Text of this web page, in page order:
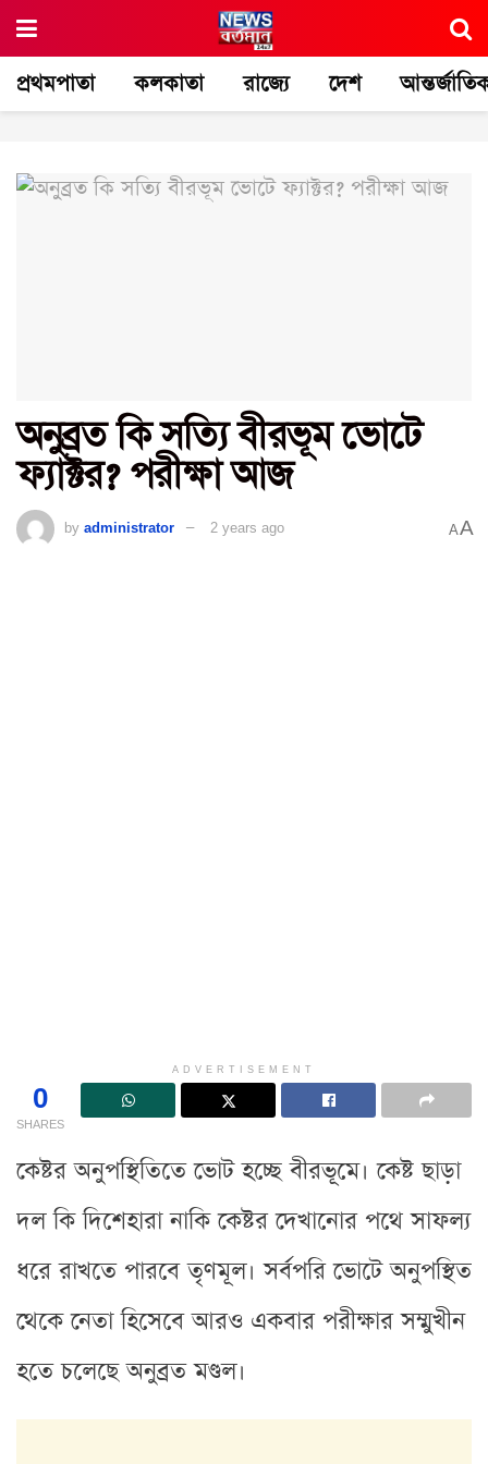
প্রথমপাতা কলকাতা রাজ্যে দেশ
অনুব্রত কি সত্যি বীরভূম ভোটে
ফ্যাক্টর? পরীক্ষা আজ
by administrator 2 years ago AA
ADVERTISEMENT
0
SHARES
কেষ্টর অনুপস্থিতিতে ভোট হচ্ছে বীরভূমে। কেষ্ট ছাড়া
দল কি দিশেহারা নাকি কেষ্টর দেখানোর পথে সাফল্য
ধরে রাখতে পারবে তৃণমূল। সর্বপরি ভোটে অনুপস্থিত
থেকে নেতা হিসেবে আরও একবার পরীক্ষার সম্মুখীন
হতে চলেছে অনুব্রত মণ্ডল।